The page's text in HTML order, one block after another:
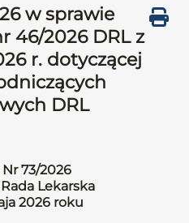
w sprawie
46/2026 DRL z
r. dotyczącej
DRL
Nr 73/2026
Lekarska
2026 roku